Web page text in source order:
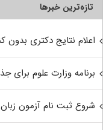
تازه‌ترین خبرها
اعلام نتایج دکتری بدون
برنامه وزارت علوم
شروع ثبت نام آزمون زبان